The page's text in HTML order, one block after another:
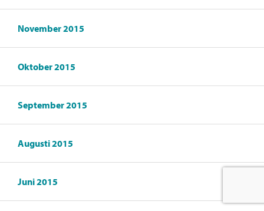
November 2015
Oktober 2015
September 2015
Augusti 2015
Juni 2015